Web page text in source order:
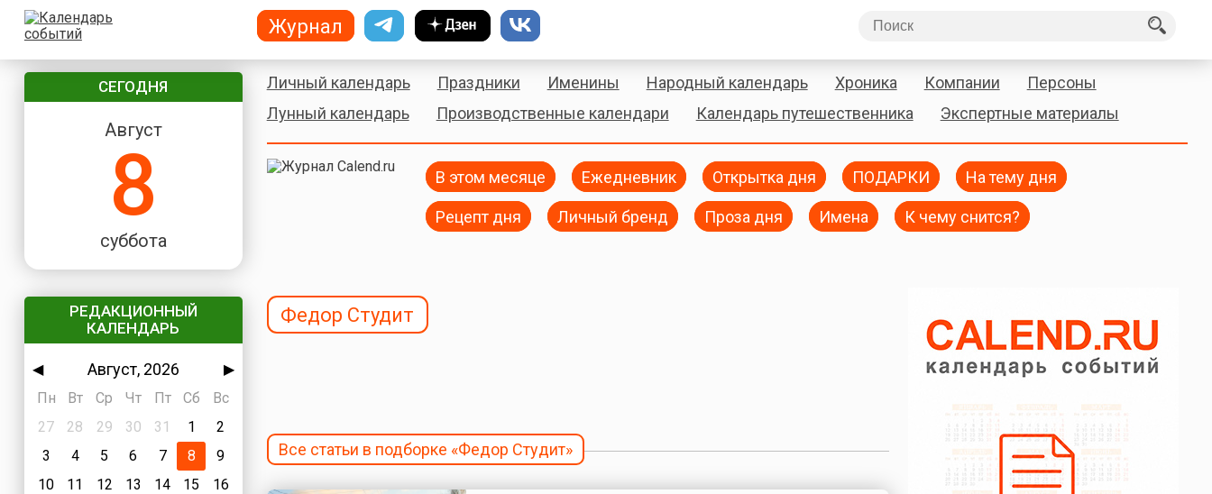
СЕГОДНЯ
Август
8
суббота
РЕДАКЦИОННЫЙ
КАЛЕНДАРЬ
◀ Август, 2026
▶
Пн
Вт Ср Чт Пт Сб
Вс
27
28 29 30 31 1
2
3
4 5 6 7 8
9
10
11 12 13 14 15
16
Личный календарь Праздники Именины Народный календарь Хроника Компании
Персоны
Лунный календарь
Производственные календари Календарь путешественника Экспертные материалы
В этом месяце Ежедневник Открытка дня ПОДАРКИ На тему дня
Рецепт дня Личный бренд Проза дня Имена К чему снится?
Федор Студит
Все статьи в подборке «Федор Студит»
Журнал